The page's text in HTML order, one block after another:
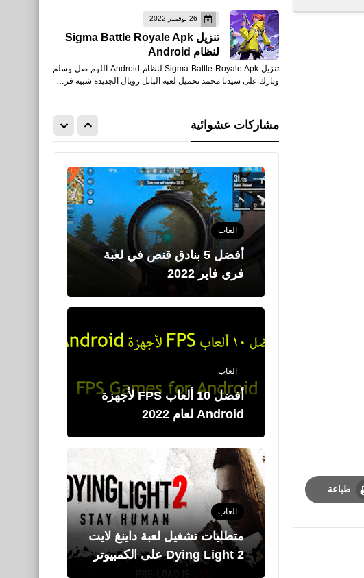
طباعة
26 نوفمبر 2022
تنزيل Sigma Battle Royale Apk
لنظام Android
تنزيل Sigma Battle Royale Apk لنظام Android اللهم صل وسلم
وبارك على سيدنا محمد تحميل لعبة الباتل رويال الجديدة شبيه فر…
مشاركات عشوائية
نطبيقات
والأندرويد
العاب
أفضل 5 بنادق قنص في لعبة
فري فاير 2022
العاب
أفضل 10 ألعاب FPS لأجهزة
Android لعام 2022
العاب
متطلبات تشغيل لعبة داينغ لايت
Dying Light 2 على الكمبيوتر